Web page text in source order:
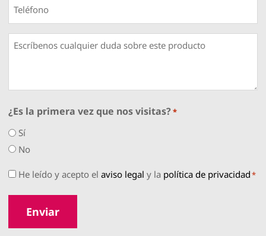
Escríbenos
producto
¿Es la primera vez que nos visitas?*
Sí
No
Consentimiento
He leído y acepto el aviso legal y la política de privacidad*